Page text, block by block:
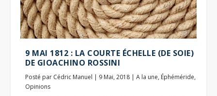
9 MAI 1812 : LA COURTE ÉCHELLE (DE SOIE)
DE GIOACHINO ROSSINI
Posté par Cédric Manuel | 9 Mai, 2018 |A la une, Éphéméride,
Opinions